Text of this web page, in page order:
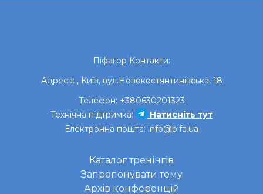
Піфагор Контакти:
Адреса: , Київ, вул.Новокостянтинівська, 18
Телефон: +380630201323
Технічна підтримка:
Натисніть тут
Електронна пошта: info@pifa.ua
Каталог тренінгів
Запропонувати тему
Архів конференцій